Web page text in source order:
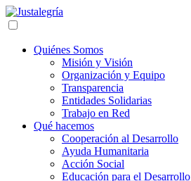
Quiénes Somos
Misión y Visión
Organización y Equipo
Transparencia
Entidades Solidarias
Trabajo en Red
Qué hacemos
Cooperación al Desarrollo
Ayuda Humanitaria
Acción Social
Educación para el Desarrollo